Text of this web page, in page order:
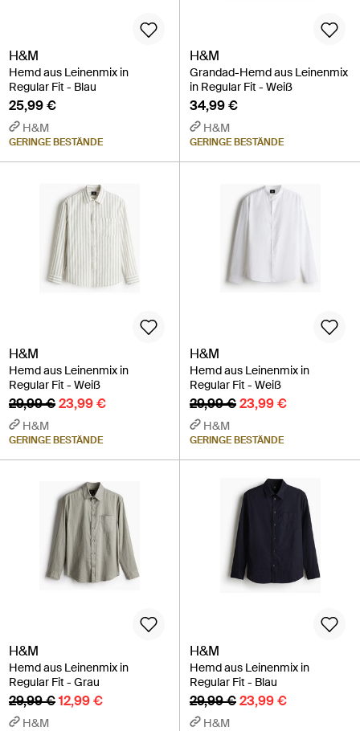
H&M
Hemd aus Leinenmix in
Regular Fit - Blau
25,99 €
H&M
GERINGE BESTÄNDE
H&M
Grandad-Hemd aus Leinenmix
in Regular Fit - Weiß
34,99 €
H&M
GERINGE BESTÄNDE
H&M
Hemd aus Leinenmix in
Regular Fit - Weiß
29,99 €23,99 €
H&M
GERINGE BESTÄNDE
H&M
Hemd aus Leinenmix in
Regular Fit - Weiß
29,99 €23,99 €
H&M
GERINGE BESTÄNDE
H&M
Hemd aus Leinenmix in
Regular Fit - Grau
29,99 €12,99 €
H&M
H&M
Hemd aus Leinenmix in
Regular Fit - Blau
29,99 €23,99 €
H&M